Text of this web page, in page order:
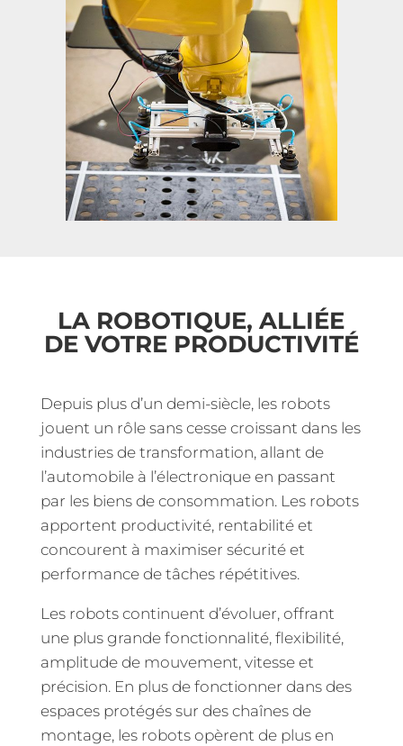
LA ROBOTIQUE, ALLIÉE
DE VOTRE PRODUCTIVITÉ
Depuis plus d’un demi-siècle, les robots
jouent un rôle sans cesse croissant dans les
industries de transformation, allant de
l’automobile à l’électronique en passant
par les biens de consommation. Les robots
apportent productivité, rentabilité et
concourent à maximiser sécurité et
performance de tâches répétitives.
Les robots continuent d’évoluer, offrant
une plus grande fonctionnalité, flexibilité,
amplitude de mouvement, vitesse et
précision. En plus de fonctionner dans des
espaces protégés sur des chaînes de
montage, les robots opèrent de plus en